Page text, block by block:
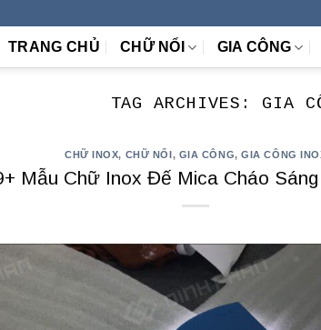
TRANG CHỦ CHỮ NỔI GIA CÔNG
TAG ARCHIVES: GIA
CHỮ INOX, CHỮ NỔI , GIA CÔNG,GIA CÔNG
Mẫu Chữ Inox Đế Mica Cháo